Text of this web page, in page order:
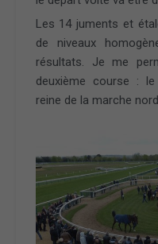
Les 14 juments et
de niveaux
résultats. Je me
deuxième course : le
reine de la marche